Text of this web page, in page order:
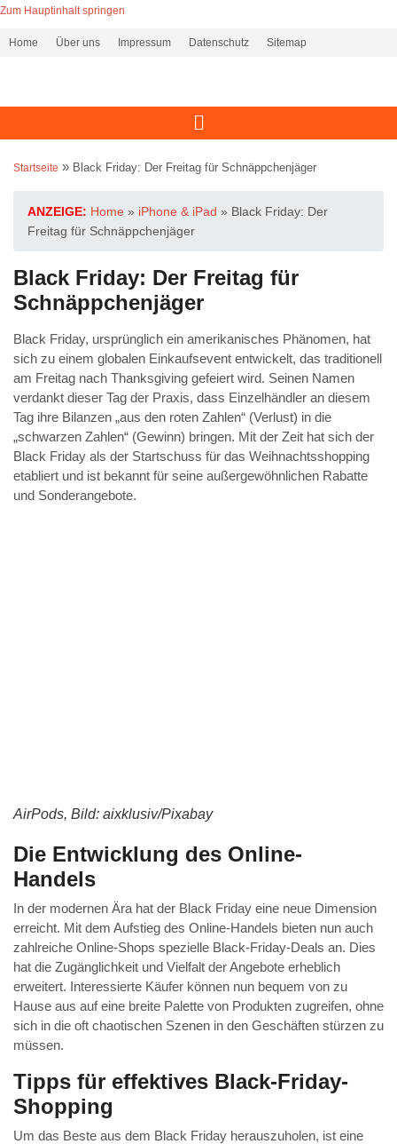
Zum Hauptinhalt springen
Home Über uns Impressum Datenschutz Sitemap
Startseite » Black Friday: Der Freitag für Schnäppchenjäger
ANZEIGE: Home » iPhone & iPad » Black Friday: Der
Freitag für Schnäppchenjäger
Black Friday: Der Freitag für
Schnäppchenjäger
Black Friday, ursprünglich ein amerikanisches Phänomen, hat
sich zu einem globalen Einkaufsevent entwickelt, das traditionell
am Freitag nach Thanksgiving gefeiert wird. Seinen Namen
verdankt dieser Tag der Praxis, dass Einzelhändler an diesem
Tag ihre Bilanzen „aus den roten Zahlen“ (Verlust) in die
„schwarzen Zahlen“ (Gewinn) bringen. Mit der Zeit hat sich der
Black Friday als der Startschuss für das Weihnachtsshopping
etabliert und ist bekannt für seine außergewöhnlichen Rabatte
und Sonderangebote.
AirPods, Bild: aixklusiv/Pixabay
Die Entwicklung des Online-
Handels
In der modernen Ära hat der Black Friday eine neue Dimension
erreicht. Mit dem Aufstieg des Online-Handels bieten nun auch
zahlreiche Online-Shops spezielle Black-Friday-Deals an. Dies
hat die Zugänglichkeit und Vielfalt der Angebote erheblich
erweitert. Interessierte Käufer können nun bequem von zu
Hause aus auf eine breite Palette von Produkten zugreifen, ohne
sich in die oft chaotischen Szenen in den Geschäften stürzen zu
müssen.
Tipps für effektives Black-Friday-
Shopping
Um das Beste aus dem Black Friday herauszuholen, ist eine